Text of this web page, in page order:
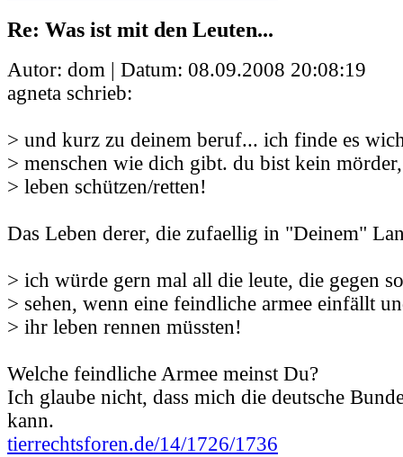
Re: Was ist mit den Leuten...
Autor: dom | Datum: 08.09.2008 20:08:19
agneta schrieb:
> und kurz zu deinem beruf... ich finde es
> menschen wie dich gibt. du bist kein
> leben schützen/retten!
Das Leben derer, die zufaellig in "Deinem"
> ich würde gern mal all die leute, die gegen
> sehen, wenn eine feindliche armee einfällt
> ihr leben rennen müssten!
Welche feindliche Armee meinst Du?
Ich glaube nicht, dass mich die deutsche
kann.
tierrechtsforen.de/14/1726/1736